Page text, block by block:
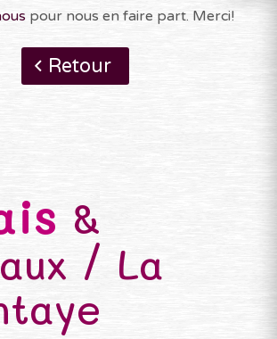
pour nous en faire part. Merci!
Retour
&
/ La